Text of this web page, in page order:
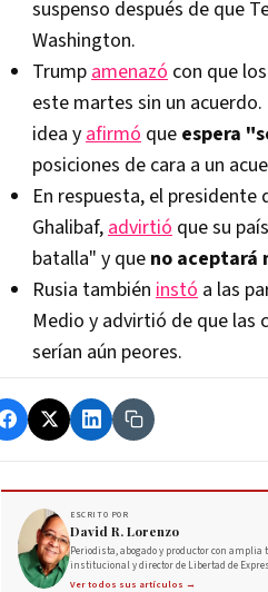
suspenso después de que
Washington.
Trump amenazó con que
este martes sin un
idea y afirmó que espera
posiciones de cara a un
En respuesta, el
Ghalibaf, advirtió que su
batalla" y que no aceptará
Rusia también instó a las
Medio y advirtió de que las
serían aún peores.
ESCRITO POR
David R. Lorenzo
Periodista, abogado y productor con
institucional y director de Libertad de
Ver todos sus artículos →